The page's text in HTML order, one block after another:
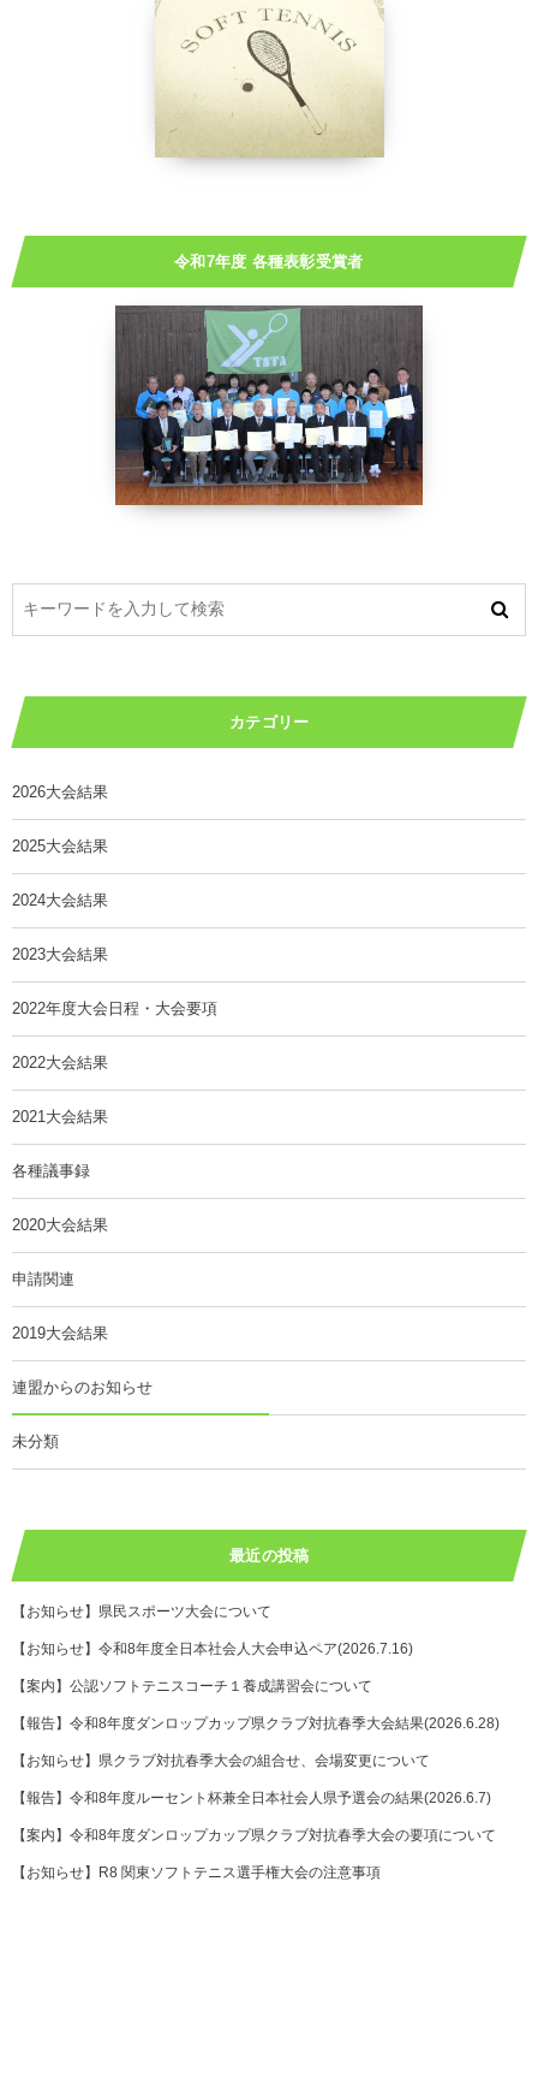
令和7年度 各種表彰受賞者
カテゴリー
2026大会結果
2025大会結果
2024大会結果
2023大会結果
2022年度大会日程・大会要項
2022大会結果
2021大会結果
各種議事録
2020大会結果
申請関連
2019大会結果
連盟からのお知らせ
未分類
最近の投稿
【お知らせ】県民スポーツ大会について
【お知らせ】令和8年度全日本社会人大会申込ペア(2026.7.16)
【案内】公認ソフトテニスコーチ１養成講習会について
【報告】令和8年度ダンロップカップ県クラブ対抗春季大会結果(2026.6.28)
【お知らせ】県クラブ対抗春季大会の組合せ、会場変更について
【報告】令和8年度ルーセント杯兼全日本社会人県予選会の結果(2026.6.7)
【案内】令和8年度ダンロップカップ県クラブ対抗春季大会の要項について
【お知らせ】R8 関東ソフトテニス選手権大会の注意事項